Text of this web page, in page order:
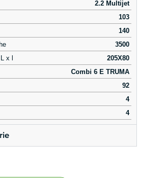
2.2 Multijet
103
140
3500
x l
205X80
Combi 6 E TRUMA
92
4
4